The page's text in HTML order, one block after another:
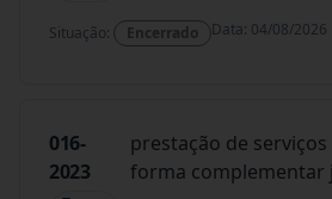
Situação: Encerrado Data: 04/08/2026
016-
2023
prestação de serviços
forma complementar